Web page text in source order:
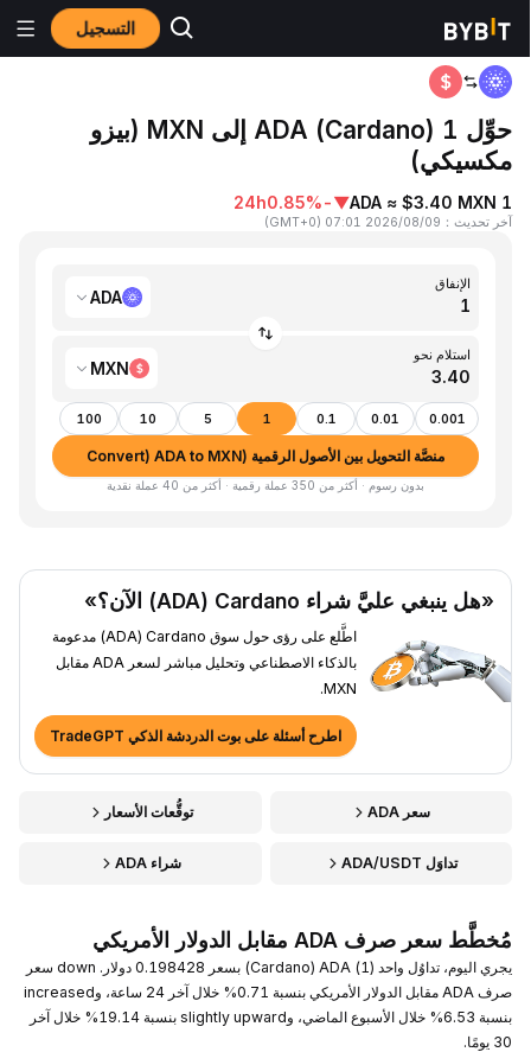
التسجيل المنزٍل ADA to MXN
حوِّل 1 ADA (Cardano) إلى MXN (بيزو
مكسيكي)
1 ADA ≈ $3.40 MXN
▼
-0.85%
24h
آخر تحديث：
2026/08/09 07:01
(
GMT+0
)
الإنفاق
ADA
استلام نحو
MXN
0.001
0.01
0.1
1
5
10
100
منصَّة التحويل بين الأصول الرقمية (Convert) ADA to MXN
بدون رسوم · أكثر من 350 عملة رقمية · أكثر من 40 عملة نقدية
«هل ينبغي عليَّ شراء Cardano ‏(ADA) الآن؟»
اطَّلع على رؤى حول سوق Cardano ‏(ADA) مدعومة
بالذكاء الاصطناعي وتحليل مباشر لسعر ADA مقابل
MXN.
اطرح أسئلة على بوت الدردشة الذكي TradeGPT
سعر ADA توقُّعات الأسعار
تداوَل ADA/USDT شراء ADA
مُخطَّط سعر صرف ADA مقابل الدولار الأمريكي
يجري اليوم، تداوُل واحد (1) ADA ‏(Cardano) بسعر 0.198428 دولار. down سعر
صرف ADA مقابل الدولار الأمريكي بنسبة 0.71% خلال آخر 24 ساعة، وincreased
بنسبة 6.53% خلال الأسبوع الماضي، وslightly upward بنسبة 19.14% خلال آخر
30 يومًا.